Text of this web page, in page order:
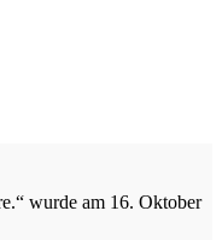
wurde am 16. Oktober